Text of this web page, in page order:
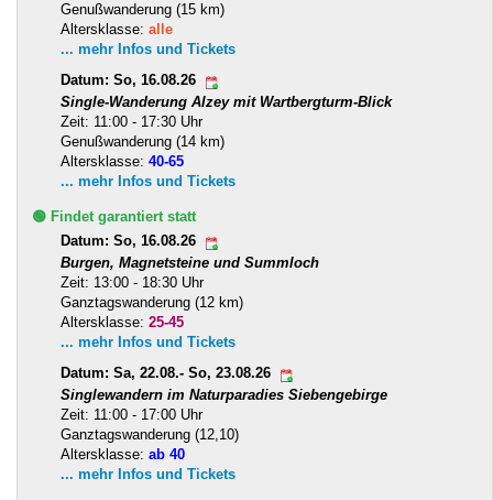
Genußwanderung (15 km)
Altersklasse: alle
... mehr Infos und Tickets
Datum: So, 16.08.26
Single-Wanderung Alzey mit Wartbergturm-Blick
Zeit: 11:00 - 17:30 Uhr
Genußwanderung (14 km)
Altersklasse: 40-65
... mehr Infos und Tickets
🟢 Findet garantiert statt
Datum: So, 16.08.26
Burgen, Magnetsteine und Summloch
Zeit: 13:00 - 18:30 Uhr
Ganztagswanderung (12 km)
Altersklasse: 25-45
... mehr Infos und Tickets
Datum: Sa, 22.08.- So, 23.08.26
Singlewandern im Naturparadies Siebengebirge
Zeit: 11:00 - 17:00 Uhr
Ganztagswanderung (12,10)
Altersklasse: ab 40
... mehr Infos und Tickets